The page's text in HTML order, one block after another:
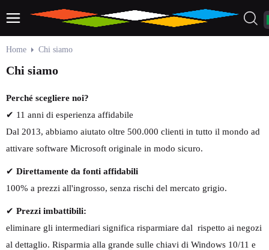
Home Chi siamo
Chi siamo
Perché scegliere noi?
✔ 11 anni di esperienza affidabile
Dal 2013, abbiamo aiutato oltre 500.000 clienti in tutto il mondo ad
attivare software Microsoft originale in modo sicuro.
✔ Direttamente da fonti affidabili
100% a prezzi all'ingrosso, senza rischi del mercato grigio.
✔ Prezzi imbattibili:
eliminare gli intermediari significa risparmiare dal rispetto ai negozi
al dettaglio. Risparmia alla grande sulle chiavi di Windows 10/11 e